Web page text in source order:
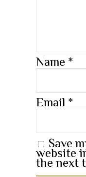
Name*
Email*
Save
website
the next